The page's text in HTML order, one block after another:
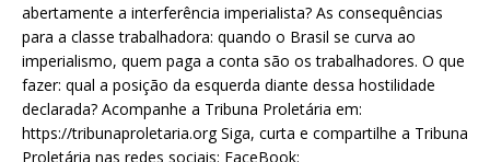
abertamente a interferência imperialista? As consequências
para a classe trabalhadora: quando o Brasil se curva ao
imperialismo, quem paga a conta são os trabalhadores. O que
fazer: qual a posição da esquerda diante dessa hostilidade
declarada? Acompanhe a Tribuna Proletária em:
https://tribunaproletaria.org Siga, curta e compartilhe a Tribuna
Proletária nas redes sociais: FaceBook: